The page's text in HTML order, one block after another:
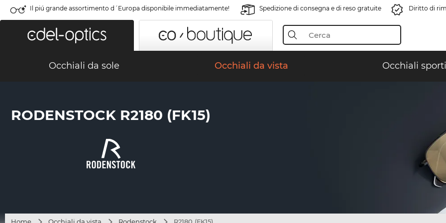
Il piú grande assortimento d´Europa disponibile immediatamente! Spedizione di consegna e di reso gratuite Diritto di
Occhiali da sole Occhiali da vista Occhiali
RODENSTOCK R2180 (FK15)